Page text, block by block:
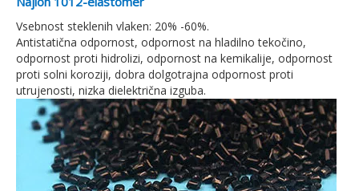
Vsebnost steklenih vlaken: 20% -60%.
Antistatična odpornost, odpornost na hladilno tekočino,
odpornost proti hidrolizi, odpornost na kemikalije, odpornost
proti solni koroziji, dobra dolgotrajna odpornost proti
utrujenosti, nizka dielektrična izguba.